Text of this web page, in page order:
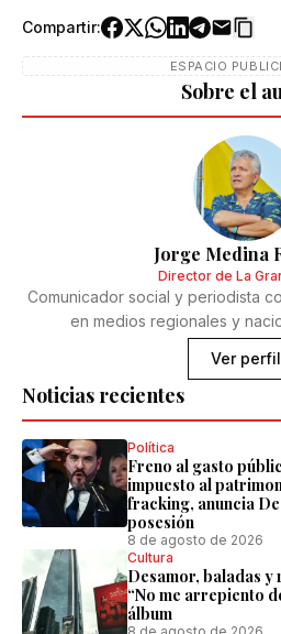
Compartir:
ESPACIO
Noticias recientes
Política
Freno al gasto
impuesto al
fracking, anuncia
posesión
8 de agosto de 2026
Cultura
Desamor, baladas
“No me arrepiento
álbum
Sobre el
Jorge Medina
Director de La
Comunicador social y periodista
en medios regionales y
Ver perfil